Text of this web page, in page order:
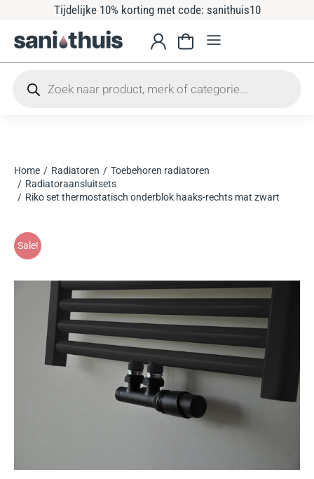
Tijdelijke 10% korting met code: sanithuis10
Je bent hier:
Home Radiatoren
Toebehoren radiatoren
Radiatoraansluitsets
Riko set thermostatisch onderblok haaks-rechts mat zwart
Sale!